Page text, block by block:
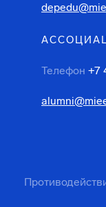
Телефон +7